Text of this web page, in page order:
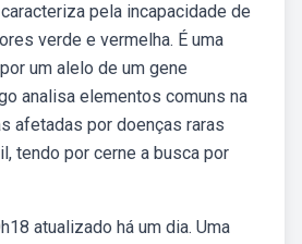
pela incapacidade de
verde e vermelha. É uma
um alelo de um gene
analisa elementos comuns na
afetadas por doenças raras
tendo por cerne a busca por
atualizado há um dia. Uma